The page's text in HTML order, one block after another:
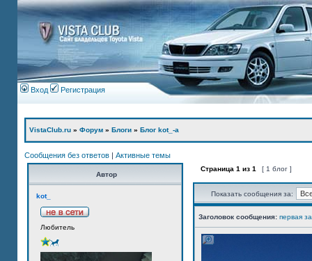
Вход Регистрация
VistaClub.ru » Форум » Блоги » Блог kot_-а
Сообщения без ответов | Активные темы
Автор
kot_
Любитель
Страница 1 из 1 [ 1 блог ]
Показать сообщения за:
Заголовок сообщения: первая